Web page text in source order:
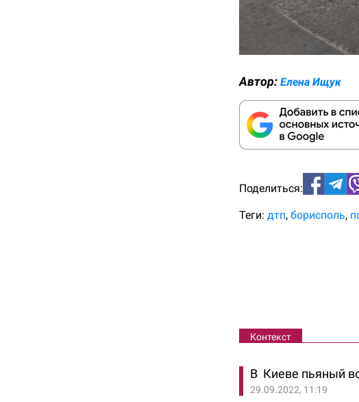
Автор: Елена Ищук
Поделиться:
Теги: дтп борисполь
Контекст
В Киеве пьяный
29.09.2022, 11:19